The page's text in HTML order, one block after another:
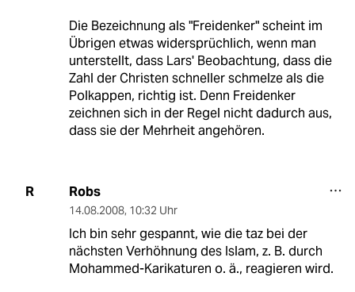
Die Bezeichnung als "Freidenker" scheint im
Übrigen etwas widersprüchlich, wenn man
unterstellt, dass Lars' Beobachtung, dass die
Zahl der Christen schneller schmelze als die
Polkappen, richtig ist. Denn Freidenker
zeichnen sich in der Regel nicht dadurch aus,
dass sie der Mehrheit angehören.
R Robs
14.08.2008, 10:32 Uhr
Ich bin sehr gespannt, wie die taz bei der
nächsten Verhöhnung des Islam, z. B. durch
Mohammed-Karikaturen o. ä., reagieren wird.